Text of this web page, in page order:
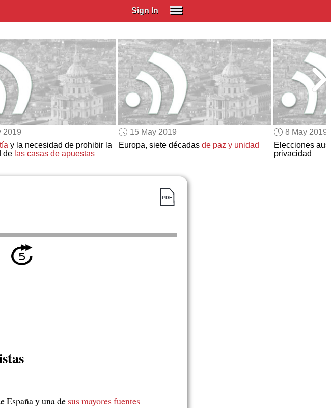
Sign In
Spanish (Spain)
Spanish (Latino)
SUBSCRIBE
EDUCATIONAL LICENSES
GIFT CARDS
OTHER LANGUAGES
2019
y la necesidad de prohibir la
de las casas de apuestas
15 May 2019
Europa, siete décadas de paz y unidad
8 May 2019
Elecciones
privacidad
España y una de sus mayores fuentes